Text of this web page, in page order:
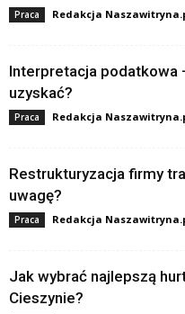
Praca Redakcja
Interpretacja podatkowa
uzyskać?
Praca Redakcja
Restrukturyzacja firmy
uwagę?
Praca Redakcja
Jak wybrać najlepszą
Cieszynie?